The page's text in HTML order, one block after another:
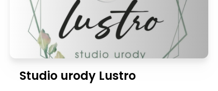
Studio urody Lustro